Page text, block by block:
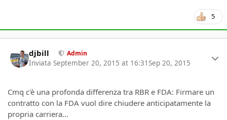
5
djbill Admin
Inviata September 20, 2015 at 16:31Sep 20, 2015
Cmq c'è una profonda differenza tra RBR e FDA: Firmare un
contratto con la FDA vuol dire chiudere anticipatamente la
propria carriera...